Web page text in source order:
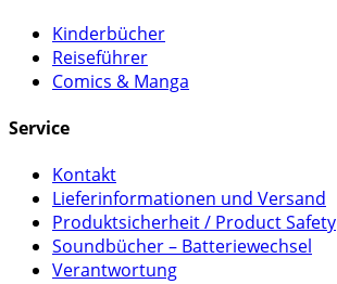
Kinderbücher
Reiseführer
Comics & Manga
Service
Kontakt
Lieferinformationen und Versand
Produktsicherheit / Product Safety
Soundbücher – Batteriewechsel
Verantwortung